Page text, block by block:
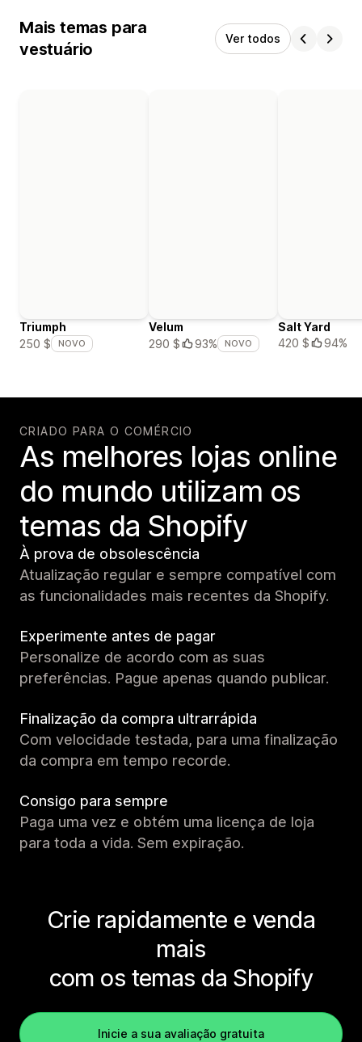
Mais temas para
vestuário
Ver todos
Triumph
250 $
NOVO
Velum
290 $
93% NOVO
Salt Yard
420 $
94%
CRIADO PARA O COMÉRCIO
As melhores lojas online
do mundo utilizam os
temas da Shopify
À prova de obsolescência
Atualização regular e sempre compatível com
as funcionalidades mais recentes da Shopify.
Experimente antes de pagar
Personalize de acordo com as suas
preferências. Pague apenas quando publicar.
Finalização da compra ultrarrápida
Com velocidade testada, para uma finalização
da compra em tempo recorde.
Consigo para sempre
Paga uma vez e obtém uma licença de loja
para toda a vida. Sem expiração.
Crie rapidamente e venda
mais
com os temas da Shopify
Inicie a sua avaliação gratuita